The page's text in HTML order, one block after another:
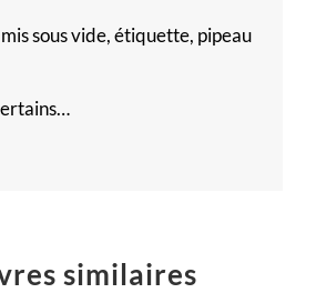
sous vide, étiquette, pipeau
similaires